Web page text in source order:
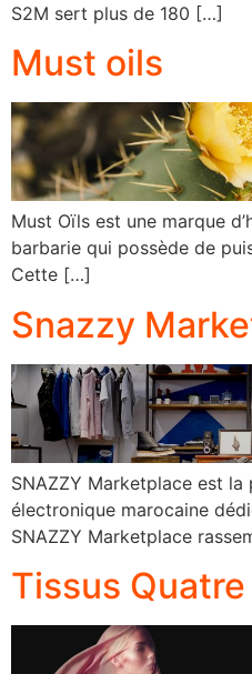
S2M sert plus de 180 […]
Must oils
Must Oïls est une marque
barbarie qui possède de
Cette […]
Snazzy
SNAZZY Marketplace est
électronique marocaine
SNAZZY Marketplace
Tissus